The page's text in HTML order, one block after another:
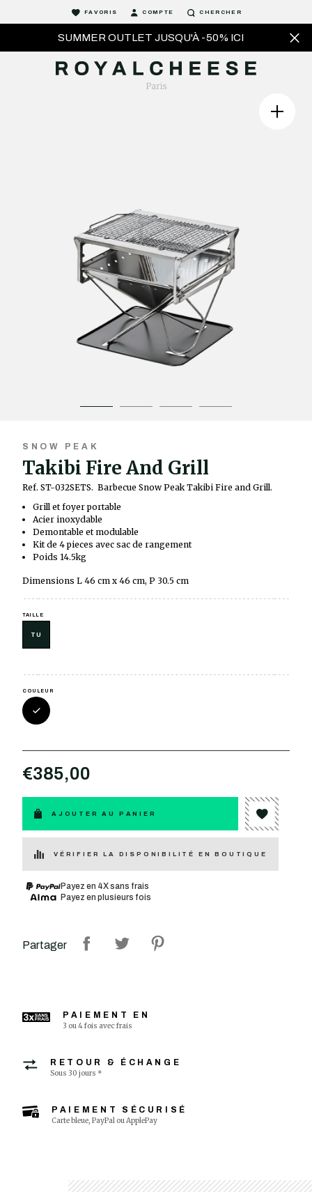
SUMMER OUTLET JUSQU'À -50% ICI
FAVORIS COMPTE CHERCHER
SNOW PEAK
Takibi Fire And Grill
Ref. ST-032SETS. Barbecue Snow Peak Takibi Fire and Grill.
Grill et foyer portable
Acier inoxydable
Demontable et modulable
Kit de 4 pieces avec sac de rangement
Poids 14.5kg
Dimensions L 46 cm x 46 cm, P 30.5 cm
TAILLE
TU
COULEUR
€385,00
AJOUTER AU PANIER
VÉRIFIER LA DISPONIBILITÉ EN BOUTIQUE
Payez en 4X sans frais
Payez en plusieurs fois
Partager
PAIEMENT EN
3 ou 4 fois avec frais
RETOUR & ÉCHANGE
Sous 30 jours *
PAIEMENT SÉCURISÉ
Carte bleue, PayPal ou ApplePay